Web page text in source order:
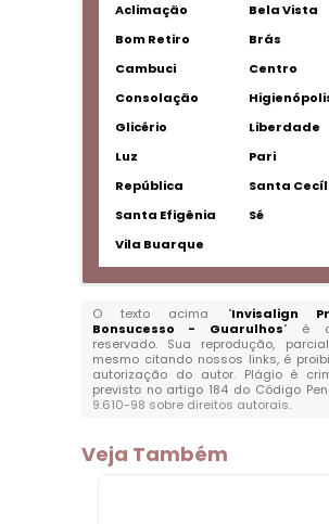
Aclimação
Bela Vista
Bom Retiro
Brás
Cambuci
Centro
Consolação
Glicério
Liberdade
Luz
Pari
República
Santa
Santa Efigênia
Sé
Vila Buarque
O texto acima "Invisalign
Bonsucesso - Guarulhos" é
reservado. Sua reprodução,
mesmo citando nossos links, é
autorização do autor. Plágio é
previsto no artigo 184 do Código
9.610-98 sobre direitos autorais.
Veja Também